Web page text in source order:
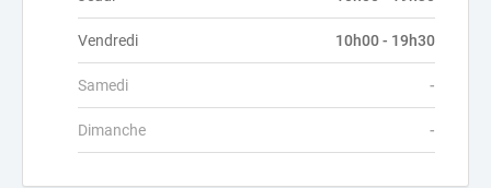
Vendredi 10h00 - 19h30
Samedi -
Dimanche -